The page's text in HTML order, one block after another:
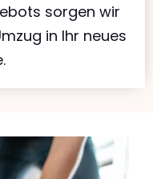
sorgen wir
in Ihr neues